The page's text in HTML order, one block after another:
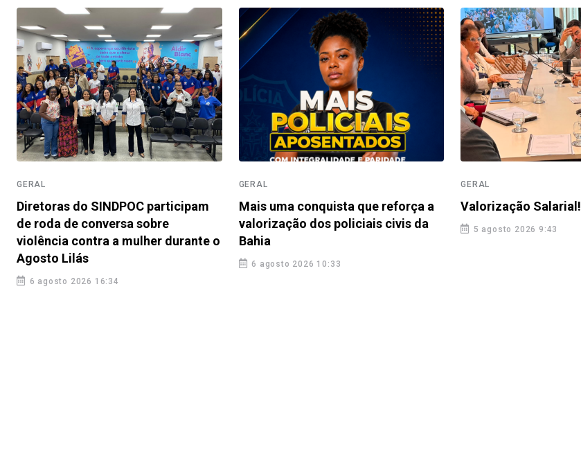
GERAL
Diretoras do SINDPOC participam
de roda de conversa sobre
violência contra a mulher durante o
Agosto Lilás
6 agosto 2026 16:34
GERAL
Mais uma conquista que reforça a
valorização dos policiais civis da
Bahia
6 agosto 2026 10:33
GERAL
Valorização Salarial!
5 agosto 2026 9:43